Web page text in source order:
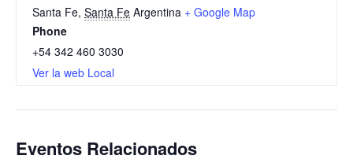
Santa Fe, Santa Fe Argentina + Google Map
Phone
+54 342 460 3030
Ver la web Local
Eventos Relacionados